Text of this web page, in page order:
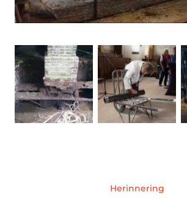
Herinnering